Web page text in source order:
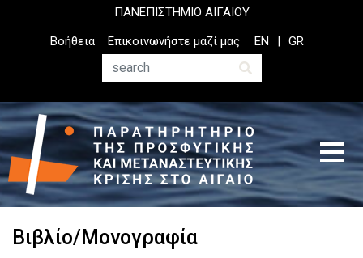
ΠΑΝΕΠΙΣΤΗΜΙΟ ΑΙΓΑΙΟΥ
Top
Header
Βοήθεια
Επικοινωνήστε μαζί μας
Αναζήτηση
EN GR
Βιβλίο/Μονογραφία